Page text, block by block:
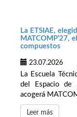
La ETSIAE,
MATCOMP’27,
compuestos
23.07.2026
La Escuela
del Espacio de
acogerá
Leer más